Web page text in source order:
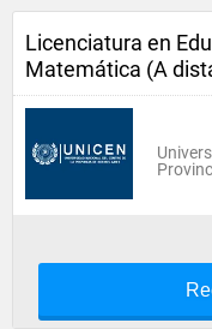
Licenciatura en
Matemática (A